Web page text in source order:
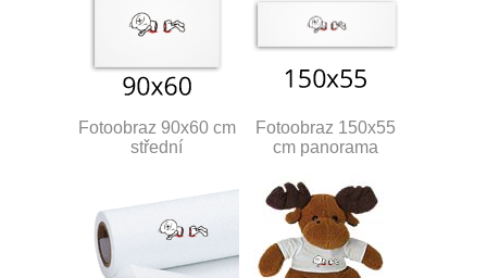
Fotoobraz 90x60 cm
střední
Fotoobraz 150x55
cm panorama